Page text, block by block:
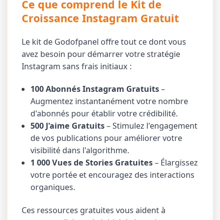
Ce que comprend le Kit de
Croissance Instagram Gratuit
Le kit de Godofpanel offre tout ce dont vous
avez besoin pour démarrer votre stratégie
Instagram sans frais initiaux :
100 Abonnés Instagram Gratuits–
Augmentez instantanément votre nombre
d'abonnés pour établir votre crédibilité.
500 J'aime Gratuits– Stimulez l'engagement
de vos publications pour améliorer votre
visibilité dans l'algorithme.
1 000 Vues de Stories Gratuites– Élargissez
votre portée et encouragez des interactions
organiques.
Ces ressources gratuites vous aident à